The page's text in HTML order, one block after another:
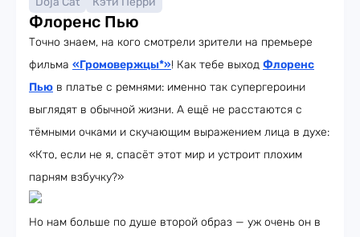
Флоренс Пью
Точно знаем, на кого смотрели зрители на премьере
фильма «Громовержцы*»! Как тебе выход Флоренс
Пью в платье с ремнями: именно так супергероини
выглядят в обычной жизни. А ещё не расстаются с
тёмными очками и скучающим выражением лица в духе:
«Кто, если не я, спасёт этот мир и устроит плохим
парням взбучку?»
Но нам больше по душе второй образ — уж очень он в